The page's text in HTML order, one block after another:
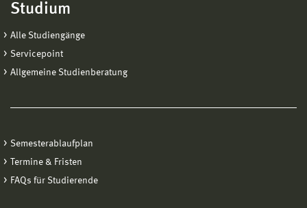
Studium
Alle Studiengänge
Servicepoint
Allgemeine Studienberatung
Semesterablaufplan
Termine & Fristen
FAQs für Studierende